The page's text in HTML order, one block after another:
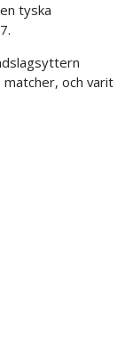
tyska
och varit